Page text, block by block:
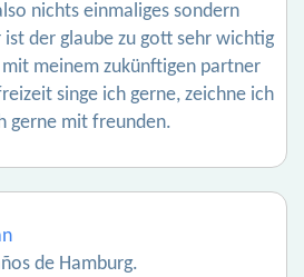
nichts einmaliges sondern
der glaube zu gott sehr wichtig
meinem zukünftigen partner
singe ich gerne, zeichne ich
gerne mit freunden.
de Hamburg.